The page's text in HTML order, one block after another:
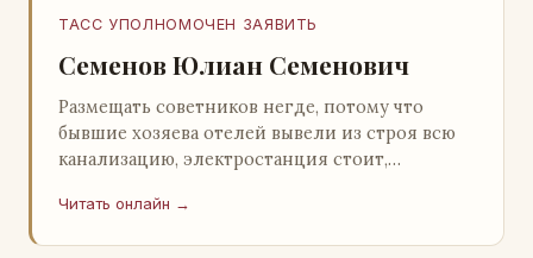
ТАСС УПОЛНОМОЧЕН ЗАЯВИТЬ
Семенов Юлиан Семенович
Размещать советников негде, потому что
бывшие хозяева отелей вывели из строя всю
канализацию, электростанция стоит,
А. Алешин». …
Читать онлайн →